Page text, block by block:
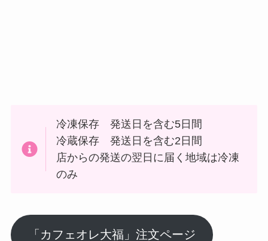
冷凍保存 発送日を含む5日間
冷蔵保存 発送日を含む2日間
店からの発送の翌日に届く地域は冷凍
のみ
「カフェオレ大福」注文ページ